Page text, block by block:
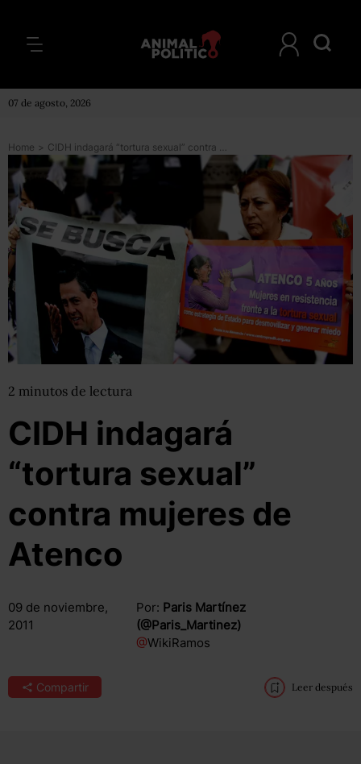
07 de agosto, 2026
Home > CIDH indagará “tortura sexual” contra mujeres de Atenco
2 minutos de lectura
CIDH indagará
“tortura sexual”
contra mujeres de
Atenco
09 de noviembre,
2011
Por: Paris Martínez
(@Paris_Martinez)
@WikiRamos
Compartir Leer después